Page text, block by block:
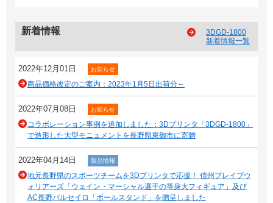
新着情報
3DGD-1800
新着情報一覧
2022年12月01日 お知らせ
商品価格改定のご案内：2023年1月5日出荷分～
2022年07月08日 お知らせ
コラボレーション事例を追加しました：3Dプリンタ「3DGD-1800」
で造形した大型モニュメントを長野県東御市に寄贈
2022年04月14日 製品情報
地元長野県のスポーツチームを3Dプリンタで応援！ 信州ブレイブウ
ォリアーズ「ウェイン・マーシャル選手の等身大フィギュア」及び
AC長野パルセイロ「ボールスタンド」を贈呈しました